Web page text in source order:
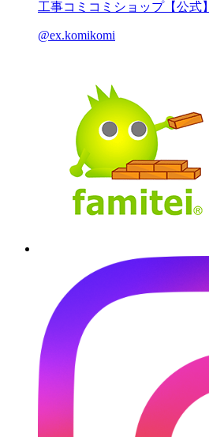
工事コミコミショップ【公式】
@ex.komikomi